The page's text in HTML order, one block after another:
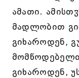
ამათი.
მადლობით
გიხაროდენ,
გიხაროდენ,